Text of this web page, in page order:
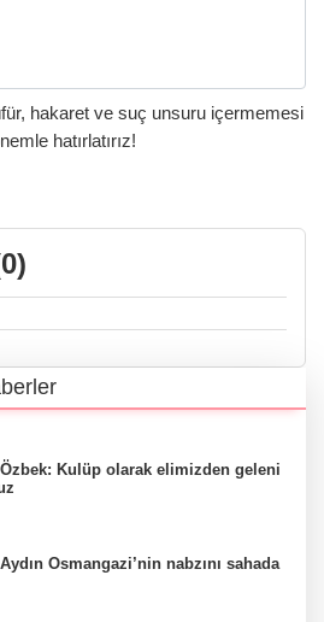
hakaret ve suç unsuru içermemesi
hatırlatırız!
0)
Kulüp olarak elimizden geleni
Osmangazi’nin nabzını sahada